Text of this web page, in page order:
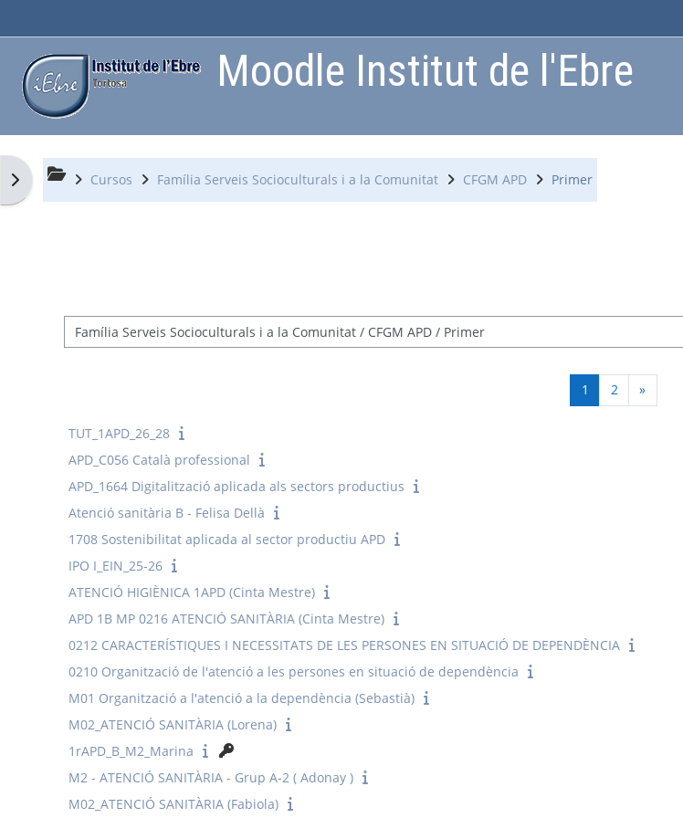
Moodle Institut de l'Ebre
Obre el calaix de blocs
Cursos Família Serveis Socioculturals i a la Comunitat CFGM APD Primer
Categories de cursos
1 Pàgina 1
2Pàgina 2
»
TUT_1APD_26_28
APD_C056 Català professional
APD_1664 Digitalització aplicada als sectors productius
Atenció sanitària B - Felisa Dellà
1708 Sostenibilitat aplicada al sector productiu APD
IPO I_EIN_25-26
ATENCIÓ HIGIÈNICA 1APD (Cinta Mestre)
APD 1B MP 0216 ATENCIÓ SANITÀRIA (Cinta Mestre)
0212 CARACTERÍSTIQUES I NECESSITATS DE LES PERSONES EN SITUACIÓ DE DEPENDÈNCIA
0210 Organització de l'atenció a les persones en situació de dependència
M01 Organització a l'atenció a la dependència (Sebastià)
M02_ATENCIÓ SANITÀRIA (Lorena)
1rAPD_B_M2_Marina
M2 - ATENCIÓ SANITÀRIA - Grup A-2 ( Adonay )
M02_ATENCIÓ SANITÀRIA (Fabiola)